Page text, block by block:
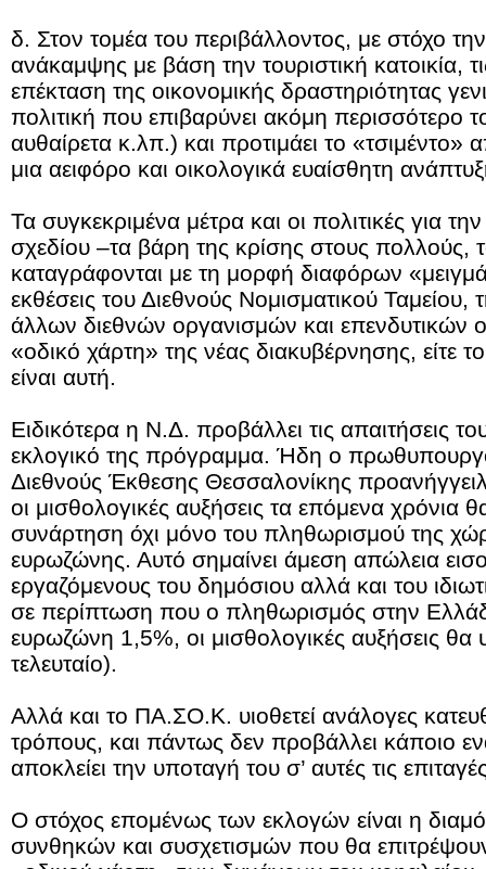
δ. Στον τομέα του περιβάλλοντος, με στόχο
ανάκαμψης με βάση την τουριστική κατοικία,
επέκταση της οικονομικής δραστηριότητας
πολιτική που επιβαρύνει ακόμη περισσότερο
αυθαίρετα κ.λπ.) και προτιμάει το
μια αειφόρο και οικολογικά ευαίσθητη
Τα συγκεκριμένα μέτρα και οι πολιτικές για
σχεδίου –τα βάρη της κρίσης στους πολλούς,
καταγράφονται με τη μορφή διαφόρων
εκθέσεις του Διεθνούς Νομισματικού
άλλων διεθνών οργανισμών και επενδυτικών
«οδικό χάρτη» της νέας διακυβέρνησης, είτε
είναι αυτή.
Ειδικότερα η Ν.Δ. προβάλλει τις απαιτήσεις
εκλογικό της πρόγραμμα. Ήδη ο
Διεθνούς Έκθεσης Θεσσαλονίκης
οι μισθολογικές αυξήσεις τα επόμενα χρόνια
συνάρτηση όχι μόνο του πληθωρισμού της
ευρωζώνης. Αυτό σημαίνει άμεση απώλεια
εργαζόμενους του δημόσιου αλλά και του
σε περίπτωση που ο πληθωρισμός στην
ευρωζώνη 1,5%, οι μισθολογικές αυξήσεις θα
τελευταίο).
Αλλά και το ΠΑ.ΣΟ.Κ. υιοθετεί ανάλογες
τρόπους, και πάντως δεν προβάλλει κάποιο
αποκλείει την υποταγή του σ’ αυτές τις
Ο στόχος επομένως των εκλογών είναι η
συνθηκών και συσχετισμών που θα